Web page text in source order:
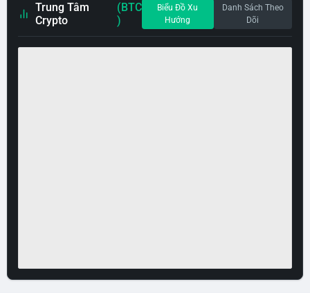
Trung Tâm
Crypto
(BTC
)
Biểu Đồ Xu
Hướng
Danh Sách Theo
Dõi